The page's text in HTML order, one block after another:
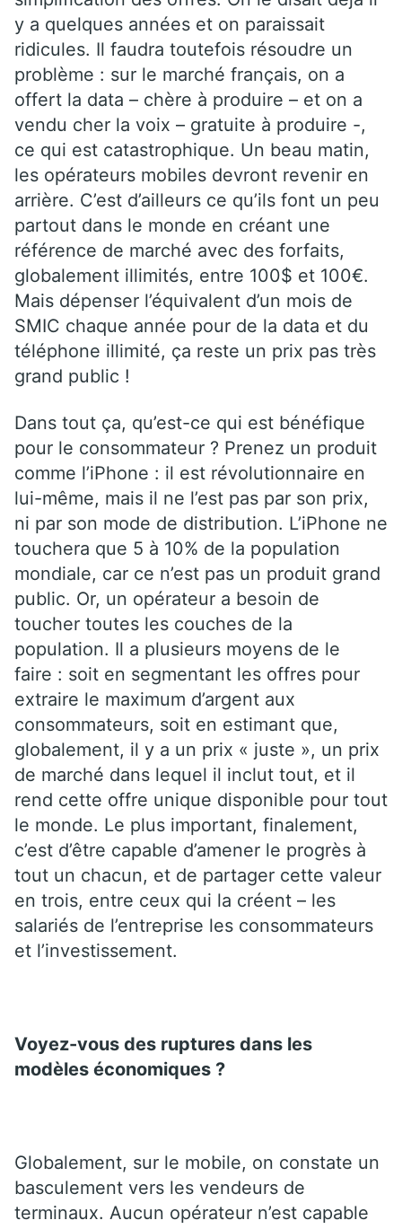
y a quelques années et on paraissait
ridicules. Il faudra toutefois résoudre un
problème : sur le marché français, on a
offert la data – chère à produire – et on a
vendu cher la voix – gratuite à produire -,
ce qui est catastrophique. Un beau matin,
les opérateurs mobiles devront revenir en
arrière. C’est d’ailleurs ce qu’ils font un peu
partout dans le monde en créant une
référence de marché avec des forfaits,
globalement illimités, entre 100$ et 100€.
Mais dépenser l’équivalent d’un mois de
SMIC chaque année pour de la data et du
téléphone illimité, ça reste un prix pas très
grand public !
Dans tout ça, qu’est-ce qui est bénéfique
pour le consommateur ? Prenez un produit
comme l’iPhone : il est révolutionnaire en
lui-même, mais il ne l’est pas par son prix,
ni par son mode de distribution. L’iPhone ne
touchera que 5 à 10% de la population
mondiale, car ce n’est pas un produit grand
public. Or, un opérateur a besoin de
toucher toutes les couches de la
population. Il a plusieurs moyens de le
faire : soit en segmentant les offres pour
extraire le maximum d’argent aux
consommateurs, soit en estimant que,
globalement, il y a un prix « juste », un prix
de marché dans lequel il inclut tout, et il
rend cette offre unique disponible pour tout
le monde. Le plus important, finalement,
c’est d’être capable d’amener le progrès à
tout un chacun, et de partager cette valeur
en trois, entre ceux qui la créent – les
salariés de l’entreprise les consommateurs
et l’investissement.
Voyez-vous des ruptures dans les
modèles économiques ?
Globalement, sur le mobile, on constate un
basculement vers les vendeurs de
terminaux. Aucun opérateur n’est capable